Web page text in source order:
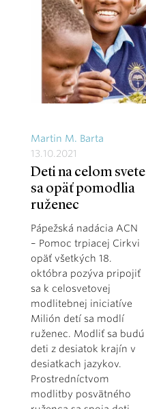
Martin M. Barta
13.10.2021
Deti na celom svete
sa opäť pomodlia
ruženec
Pápežská nadácia ACN
– Pomoc trpiacej Cirkvi
opäť všetkých 18.
októbra pozýva pripojiť
sa k celosvetovej
modlitebnej iniciatíve
Milión detí sa modlí
ruženec. Modliť sa budú
deti z desiatok krajín v
desiatkach jazykov.
Prostredníctvom
modlitby posvätného